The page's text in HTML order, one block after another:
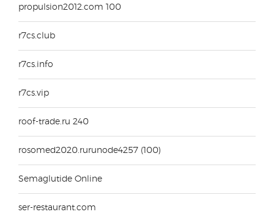
propulsion2012.com 100
r7cs.club
r7cs.info
r7cs.vip
roof-trade.ru 240
rosomed2020.rurunode4257 (100)
Semaglutide Online
ser-restaurant.com